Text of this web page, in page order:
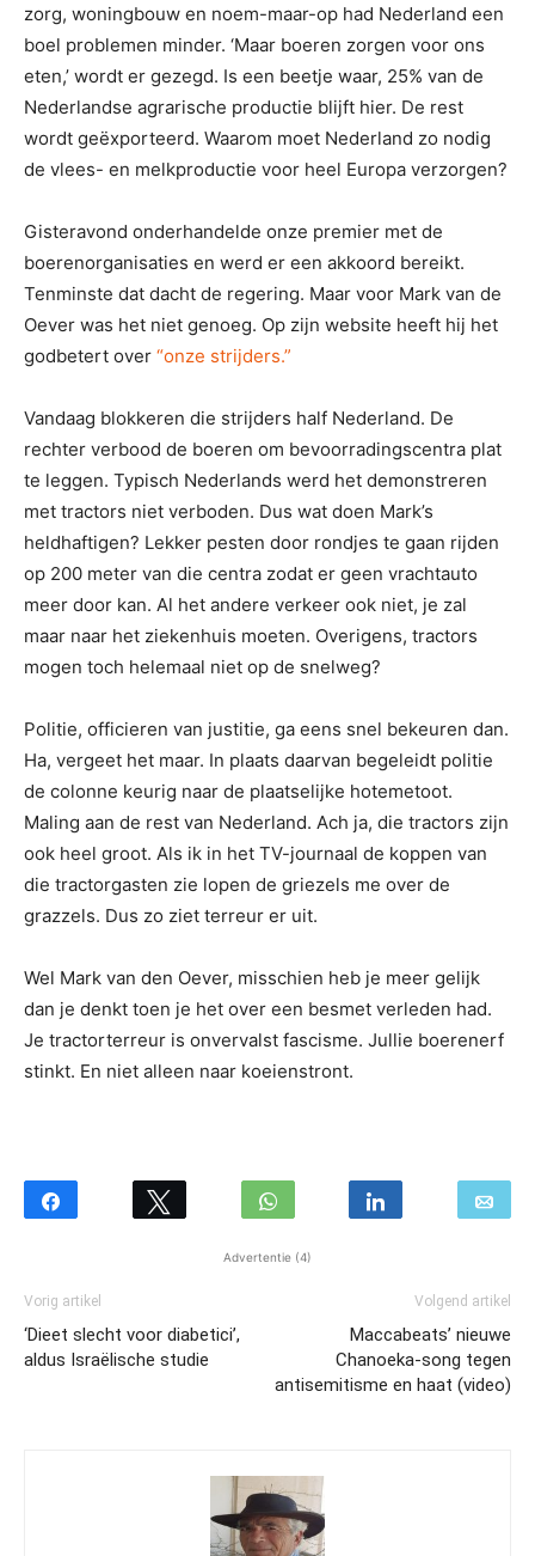
zorg, woningbouw en noem-maar-op had Nederland een
boel problemen minder. ‘Maar boeren zorgen voor ons
eten,’ wordt er gezegd. Is een beetje waar, 25% van de
Nederlandse agrarische productie blijft hier. De rest
wordt geëxporteerd. Waarom moet Nederland zo nodig
de vlees- en melkproductie voor heel Europa verzorgen?
Gisteravond onderhandelde onze premier met de
boerenorganisaties en werd er een akkoord bereikt.
Tenminste dat dacht de regering. Maar voor Mark van de
Oever was het niet genoeg. Op zijn website heeft hij het
godbetert over “onze strijders.”
Vandaag blokkeren die strijders half Nederland. De
rechter verbood de boeren om bevoorradingscentra plat
te leggen. Typisch Nederlands werd het demonstreren
met tractors niet verboden. Dus wat doen Mark’s
heldhaftigen? Lekker pesten door rondjes te gaan rijden
op 200 meter van die centra zodat er geen vrachtauto
meer door kan. Al het andere verkeer ook niet, je zal
maar naar het ziekenhuis moeten. Overigens, tractors
mogen toch helemaal niet op de snelweg?
Politie, officieren van justitie, ga eens snel bekeuren dan.
Ha, vergeet het maar. In plaats daarvan begeleidt politie
de colonne keurig naar de plaatselijke hotemetoot.
Maling aan de rest van Nederland. Ach ja, die tractors zijn
ook heel groot. Als ik in het TV-journaal de koppen van
die tractorgasten zie lopen de griezels me over de
grazzels. Dus zo ziet terreur er uit.
Wel Mark van den Oever, misschien heb je meer gelijk
dan je denkt toen je het over een besmet verleden had.
Je tractorterreur is onvervalst fascisme. Jullie boerenerf
stinkt. En niet alleen naar koeienstront.
Advertentie (4)
Vorig artikel
‘Dieet slecht voor diabetici’,
aldus Israëlische studie
Volgend artikel
Maccabeats’ nieuwe
Chanoeka-song tegen
antisemitisme en haat (video)